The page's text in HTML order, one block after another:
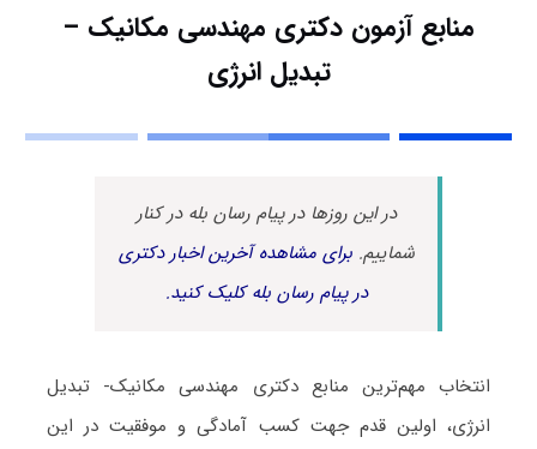
منابع آزمون دکتری مهندسی مکانیک –
تبدیل انرژی
در این روزها در پیام رسان بله در کنار
شماییم.برای مشاهده آخرین اخبار دکتری
در پیام رسان بله کلیک کنید.
انتخاب مهم‌ترین منابع دکتری مهندسی مکانیک- تبدیل
انرژی، اولین قدم جهت کسب آمادگی و موفقیت در این